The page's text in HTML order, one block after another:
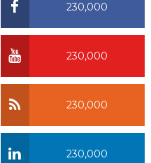
230,000
230,000
230,000
230,000